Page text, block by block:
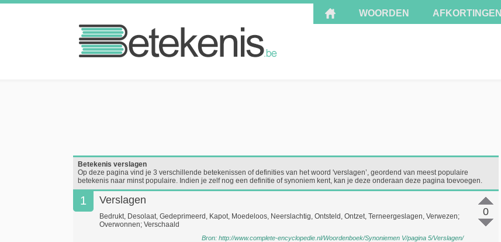
WOORDEN AFKORTINGEN
Betekenis verslagen
Op deze pagina vind je 3 verschillende betekenissen of definities van het woord 'verslagen’, geordend van meest populaire
betekenis naar minst populaire. Indien je zelf nog een definitie of synoniem kent, kan je deze onderaan deze pagina toevoegen.
1
0
Verslagen
Bedrukt, Desolaat, Gedeprimeerd, Kapot, Moedeloos, Neerslachtig, Ontsteld, Ontzet, Terneergeslagen, Verwezen;
Overwonnen; Verschaald
Bron: http://www.complete-encyclopedie.nl/Woordenboek/Synoniemen V/pagina 5/Verslagen/